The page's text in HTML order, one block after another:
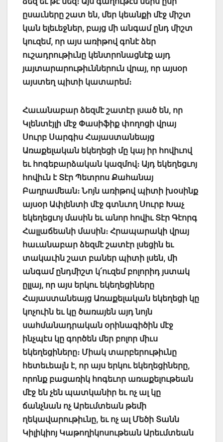
ըսաւները շատ են, մեր կեանքի մէջ միշտ
կան ելեւեջներ, բայց մի անգամ ընդ միշտ
կուզեմ, որ այս առիթով գոնէ ձեր
ուշադրութիւնը կենտրոնացնէք այդ
յայտարարութիւններուն վրայ, որ այսօր
այստեղ պիտի կատարեմ։
Հաւանաբար ձեզմէ շատէր լսած են, որ
Կլենտէյլի մէջ Փասիֆիք փողոցի վրայ
Սուրբ Սարգիս Հայաստանեայց
Առաքելական եկեղեցի մը կայ իր հովիւով
եւ հոգեբարձական կազմով։ Այդ եկեղեցւոյ
հովիւն է Տէր Պետրոս Քահանայ
Բաղրամեան։ Նոյն առիթով պիտի խօսինք
այսօր Ափլենտի մէջ գտնւող Սուրբ Խաչ
եկեղեցւոյ մասին եւ անոր հովիւ Տէր Գէորգ
Հալլաճեանի մասին։ Հրապարակի վրայ
հաւանաբար ձեզմէ շատէր լսեցին եւ
տակաւին շատ բաներ պիտի լսեն, մի
անգամ ընդմիշտ կ՛ուզեմ բոլորիդ յստակ
ըլլայ, որ այս երկու եկեղեցիները
Հայաստանեայց Առաքելական եկեղեցի կը
կոչուին եւ կը ծառայեն այդ նոյն
սահմանադրական օրինագիծին մէջ
ինչպէս կը գործեն մեր բոլոր միւս
եկեղեցիները։ Միակ տարբերութիւնը
հետեւեալն է, որ այս երկու եկեղեցիները,
որոնք բացառիկ հոգեւոր առաքելութեան
մէջ են չեն պատկանիր եւ ոչ ալ կը
ճանչնան ոչ Արեւմտեան թեմի
ղեկավարութիւնը, եւ ոչ ալ Մեծի Տանն
Կիլիկիոյ Կաթողիկոսութեան Արեւմտեան